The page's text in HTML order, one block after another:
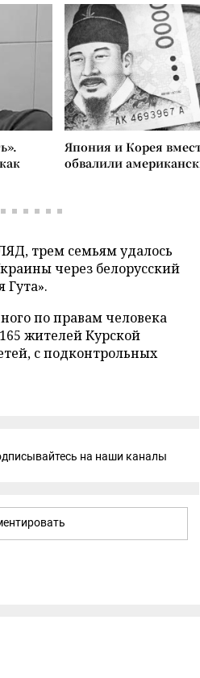
Япония и Корея
обвалили
трем семьям удалось
через белорусский
Гута».
по правам человека
жителей Курской
с подконтрольных
на наши каналы